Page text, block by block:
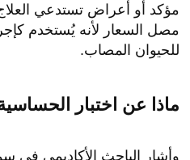
مؤكد أو أعراض تستدعي
مصل السعار لأنه يُستخدم
للحيوان المصاب.
ماذا عن اختبار
وأشار الباحث الأكاديمي في